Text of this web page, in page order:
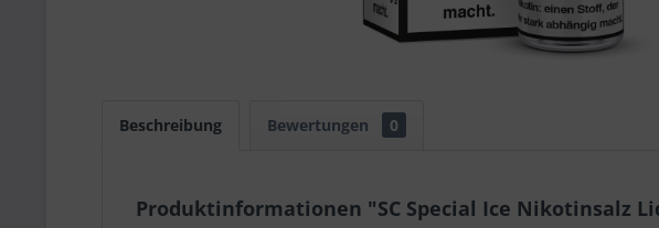
Beschreibung Bewertungen 0
Produktinformationen "SC Special Ice Nikotinsalz